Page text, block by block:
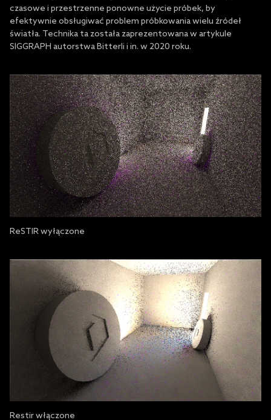
czasowe i przestrzenne ponowne użycie próbek, by
efektywnie obsługiwać problem próbkowania wielu źródeł
światła. Technika ta została zaprezentowana w artykule
SIGGRAPH autorstwa Bitterli i in. w 2020 roku.
ReSTIR wyłączone
Restir włączone